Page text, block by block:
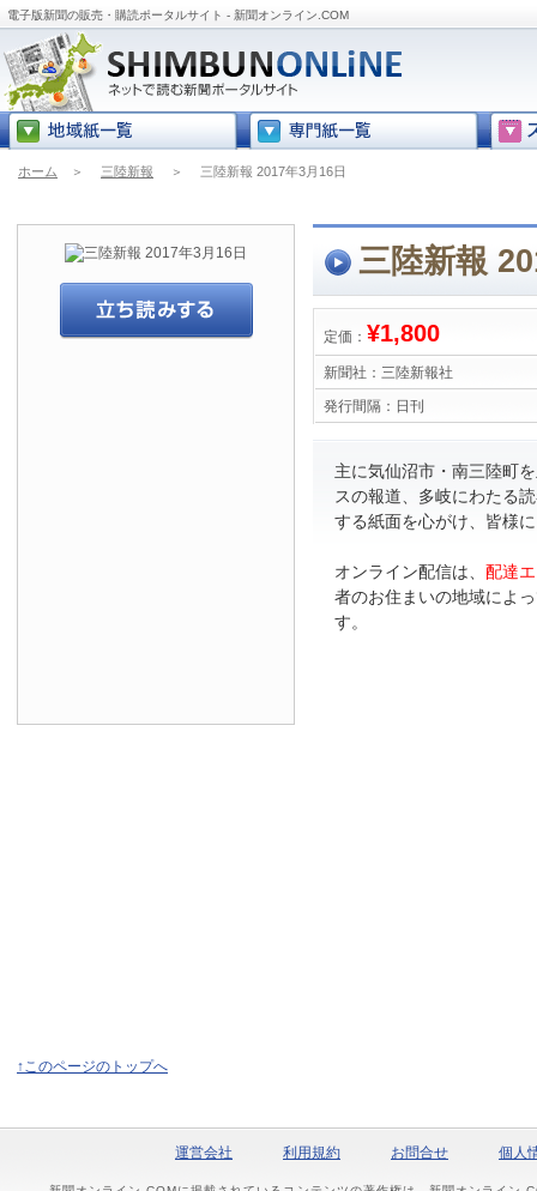
電子版新聞の販売・購読ポータルサイト - 新聞オンライン.COM
ホーム ＞ 三陸新報 ＞ 三陸新報 2017年3月16日
三陸新報
定価： ¥1,800
新聞社： 三陸新報社
発行間隔： 日刊
主に気仙沼市・南三陸町
スの報道、多岐にわたる
する紙面を心がけ、皆様
オンライン配信は、 配達
者のお住まいの地域によ
す。
↑このページのトップへ
運営会社 利用規約 お問合せ 個人